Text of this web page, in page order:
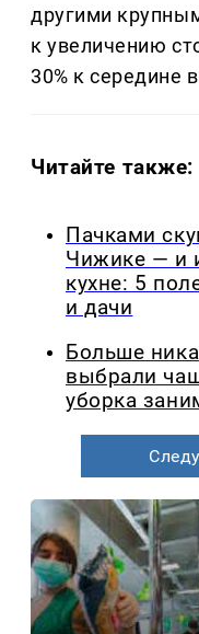
другими
к увеличению
30% к середине
Читайте также:
Пачками
Чижике — и
кухне: 5
и дачи
Больше
выбрали
уборка